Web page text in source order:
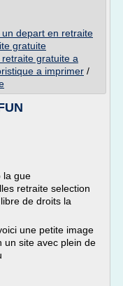
depart en retraite
gratuite
gratuite a
a imprimer /
la gue
retraite selection
de droits la
une petite image
un site avec plein de